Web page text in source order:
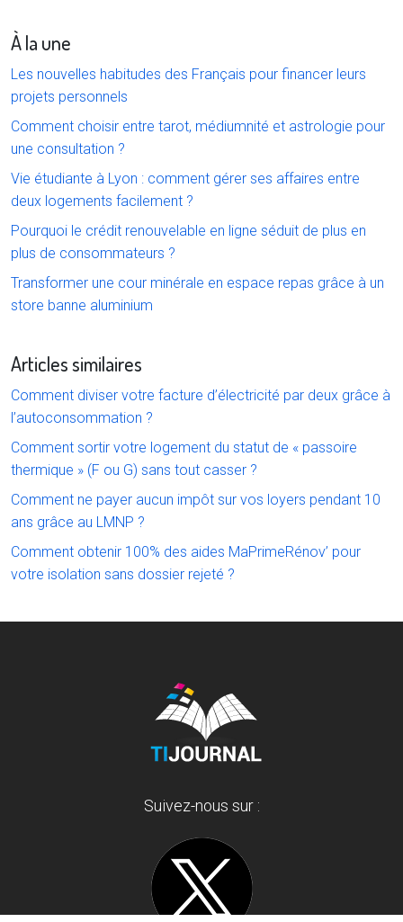
À la une
Les nouvelles habitudes des Français pour financer leurs
projets personnels
Comment choisir entre tarot, médiumnité et astrologie pour
une consultation ?
Vie étudiante à Lyon : comment gérer ses affaires entre
deux logements facilement ?
Pourquoi le crédit renouvelable en ligne séduit de plus en
plus de consommateurs ?
Transformer une cour minérale en espace repas grâce à un
store banne aluminium
Articles similaires
Comment diviser votre facture d’électricité par deux grâce à
l’autoconsommation ?
Comment sortir votre logement du statut de « passoire
thermique » (F ou G) sans tout casser ?
Comment ne payer aucun impôt sur vos loyers pendant 10
ans grâce au LMNP ?
Comment obtenir 100% des aides MaPrimeRénov’ pour
votre isolation sans dossier rejeté ?
Suivez-nous sur :